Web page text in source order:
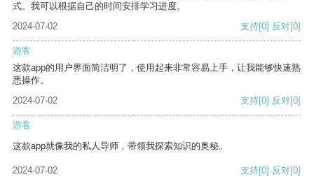
式。我可以根据自己的时间安排学习进度。
2024-07-02
支持[0] 反对[0]
游客
这款app的用户界面简洁明了，使用起来非常容易上手，让我能够快速熟
悉操作。
2024-07-02
支持[0] 反对[0]
游客
这款app就像我的私人导师，带领我探索知识的奥秘。
2024-07-02 支持[0] 反对[0]